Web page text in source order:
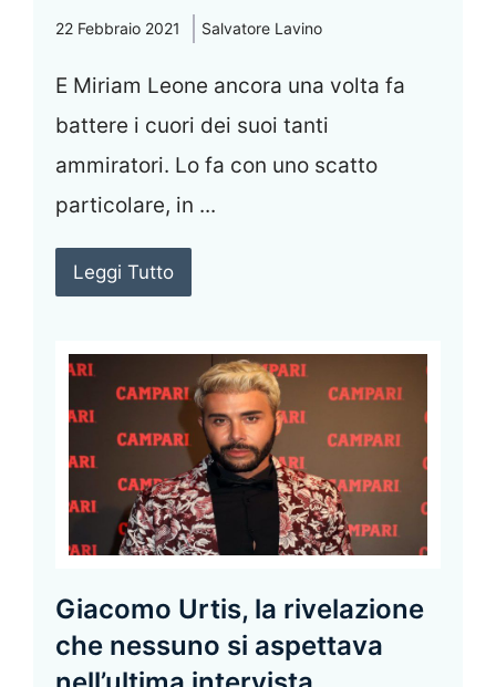
22 Febbraio 2021 Salvatore Lavino
E Miriam Leone ancora una volta fa
battere i cuori dei suoi tanti
ammiratori. Lo fa con uno scatto
particolare, in ...
Leggi Tutto
Giacomo Urtis, la rivelazione
che nessuno si aspettava